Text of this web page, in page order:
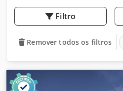
Filtro
Remover todos os filtros